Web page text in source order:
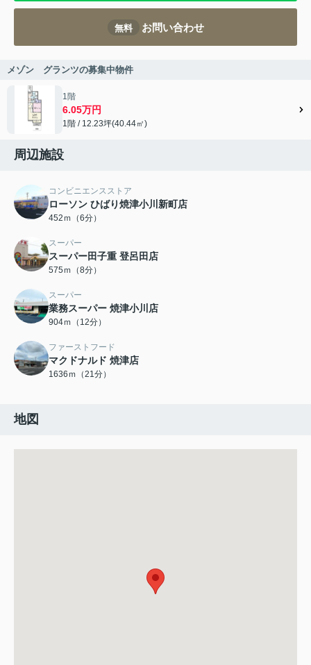
無料 お問い合わせ
メゾン グランツの募集中物件
1階
6.05万円
1階 / 12.23坪(40.44㎡)
周辺施設
コンビニエンスストア
ローソン ひばり焼津小川新町店
452ｍ（6分）
スーパー
スーパー田子重 登呂田店
575ｍ（8分）
スーパー
業務スーパー 焼津小川店
904ｍ（12分）
ファーストフード
マクドナルド 焼津店
1636ｍ（21分）
地図